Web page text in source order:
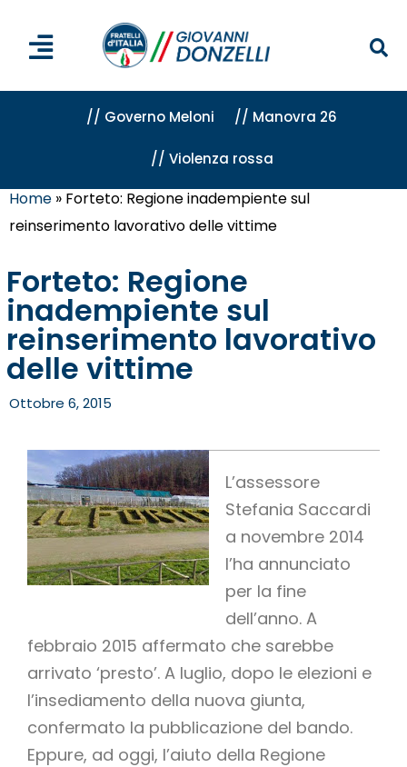
// Governo Meloni // Manovra 26
// Violenza rossa
Home » Forteto: Regione inadempiente sul
reinserimento lavorativo delle vittime
Forteto: Regione
inadempiente sul
reinserimento lavorativo
delle vittime
Ottobre 6, 2015
L’assessore
Stefania Saccardi
a novembre 2014
l’ha annunciato
per la fine
dell’anno. A
febbraio 2015 affermato che sarebbe
arrivato ‘presto’. A luglio, dopo le elezioni e
l’insediamento della nuova giunta,
confermato la pubblicazione del bando.
Eppure, ad oggi, l’aiuto della Regione